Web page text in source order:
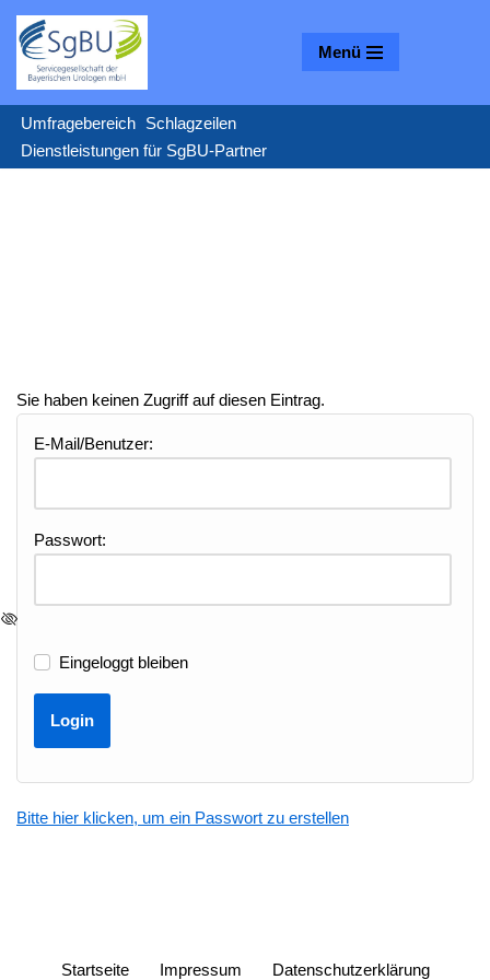
Zum
Inhalt
springen
Menü
Umfragebereich Schlagzeilen
Dienstleistungen für SgBU-Partner
Sie haben keinen Zugriff auf diesen Eintrag.
E-Mail/Benutzer:
Passwort:
Eingeloggt bleiben
Bitte hier klicken, um ein Passwort zu erstellen
Startseite Impressum Datenschutzerklärung